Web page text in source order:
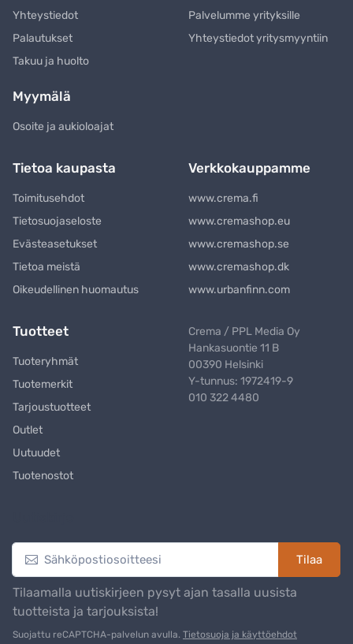
Yhteystiedot
Palautukset
Takuu ja huolto
Palvelumme yrityksille
Yhteystiedot yritysmyyntiin
Myymälä
Osoite ja aukioloajat
Tietoa kaupasta
Toimitusehdot
Tietosuojaseloste
Evästeasetukset
Tietoa meistä
Oikeudellinen huomautus
Verkkokauppamme
www.crema.fi
www.cremashop.eu
www.cremashop.se
www.cremashop.dk
www.urbanfinn.com
Tuotteet
Tuoteryhmät
Tuotemerkit
Tarjoustuotteet
Outlet
Uutuudet
Tuotenostot
Crema / PPL Media Oy
Hankasuontie 11 B
00390 Helsinki
Y-tunnus: 1972419-9
010 322 4480
Tilaa
Tilaamalla uutiskirjeen pysyt ajan tasalla uusista
tuotteista ja tarjouksista!
Suojattu reCAPTCHA-palvelun avulla. Tietosuoja ja käyttöehdot